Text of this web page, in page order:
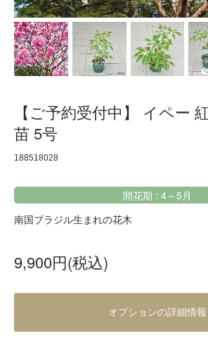
【ご予約受付中】 イペー
苗 5号
188518028
開花期 : 4～5月
南国ブラジル生まれの花木
9,900円(税込)
オプションの詳細情報